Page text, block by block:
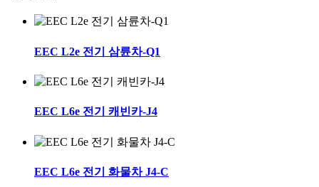
EEC L2e 전기 삼륜차-Q1
EEC L6e 전기 캐빈카-J4
EEC L6e 전기 화물차 J4-C